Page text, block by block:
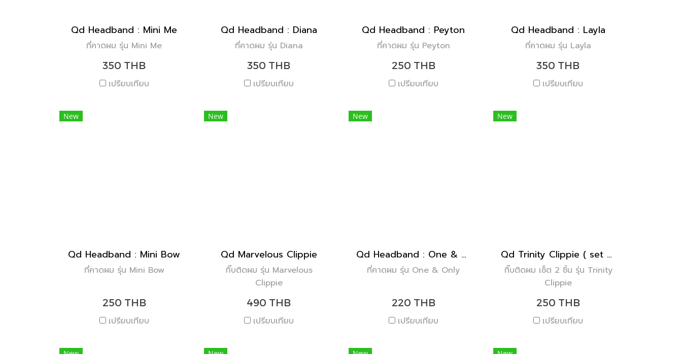
Qd Headband : Mini Me
ที่คาดผม รุ่น Mini Me
350 THB
เปรียบเทียบ
Qd Headband : Diana
ที่คาดผม รุ่น Diana
350 THB
เปรียบเทียบ
Qd Headband : Peyton
ที่คาดผม รุ่น Peyton
250 THB
เปรียบเทียบ
Qd Headband : Layla
ที่คาดผม รุ่น Layla
350 THB
เปรียบเทียบ
New
Qd Headband : Mini Bow
ที่คาดผม รุ่น Mini Bow
250 THB
เปรียบเทียบ
New
Qd Marvelous Clippie
กิ๊บติดผม รุ่น Marvelous
Clippie
490 THB
เปรียบเทียบ
New
Qd Headband : One & Only
ที่คาดผม รุ่น One & Only
220 THB
เปรียบเทียบ
New
Qd Trinity Clippie ( set of 2 )
กิ๊บติดผม เซ็ต 2 ชิ้น รุ่น Trinity
Clippie
250 THB
เปรียบเทียบ